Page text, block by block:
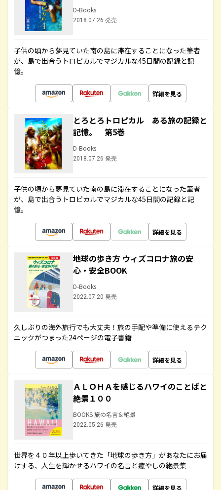
D-Books
2018.07.26 発売
子供の頃から夢見ていた南の島に滞在することになった筆者
が、島で出合うトロピカルでマジカルな45日間の記録と記
憶。
詳細を見る
とろとろトロピカル ある旅の記録と
記憶。 第5巻
D-Books
2018.07.26 発売
子供の頃から夢見ていた南の島に滞在することになった筆者
が、島で出合うトロピカルでマジカルな45日間の記録と記
憶。
詳細を見る
地球の歩き方 ウィズコロナ旅の安
心・安全BOOK
D-Books
2022.07.20 発売
久しぶりの海外旅行でも大丈夫！旅の手配や準備に使えるテク
ニックがつまった24ページの電子書籍
詳細を見る
ＡＬＯＨＡを感じるハワイのことばと
絶景１００
BOOKS 旅の名言＆絶景
2022.05.26 発売
世界を４０年以上歩いてきた「地球の歩き方」があなたにお届
けする、人生を輝かせるハワイの名言と癒やしの絶景集
詳細を見る